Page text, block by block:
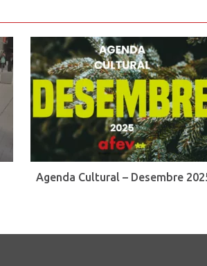
Agenda Cultural – Desembre